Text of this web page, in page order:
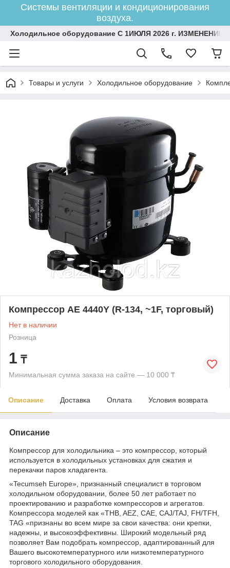
Системы вентиляции и кондиционирования
воздуха.
Холодильное оборудование С 1ИЮЛЯ 2026 г.
Товары и услуги Холодильное оборудование
Компрессор AE 4440Y (R-134, ~1F, торговый)
Нет в наличии
Розница
1 ₸
Минимальная сумма заказа на сайте — 10 000 ₸
Описание Доставка Оплата Условия возврата
Описание
Компрессор для холодильника – это компрессор, который
используется в холодильных установках для сжатия и
перекачки паров хладагента.
«Tecumseh Europe», признанный специалист в торговом
холодильном оборудовании, более 50 лет работает по
проектированию и разработке компрессоров и агрегатов.
Компрессора моделей как «THB, AEZ, CAE, CAJ/TAJ, FH/TFH,
TAG «признаны во всем мире за свои качества: они крепки,
надежны, и высокоэффективны. Широкий модельный ряд
позволяет Вам подобрать компрессор, адаптированный для
Вашего высокотемпературного или низкотемпературного
торгового холодильного оборудования.